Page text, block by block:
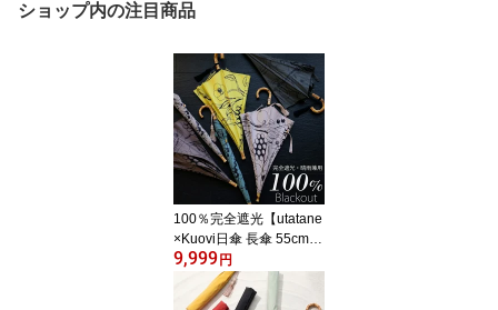
ショップ内の注目商品
100％完全遮光【utatane
×Kuovi日傘 長傘 55cm｜
オーチャード×シャンブ
レーバンブー タッセル
付】遮光率100％ UVカ
9,999 円